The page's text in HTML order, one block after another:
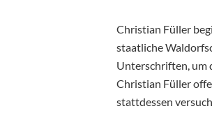
Christian Füller
staatliche
Unterschriften, um
Christian Füller
stattdessen